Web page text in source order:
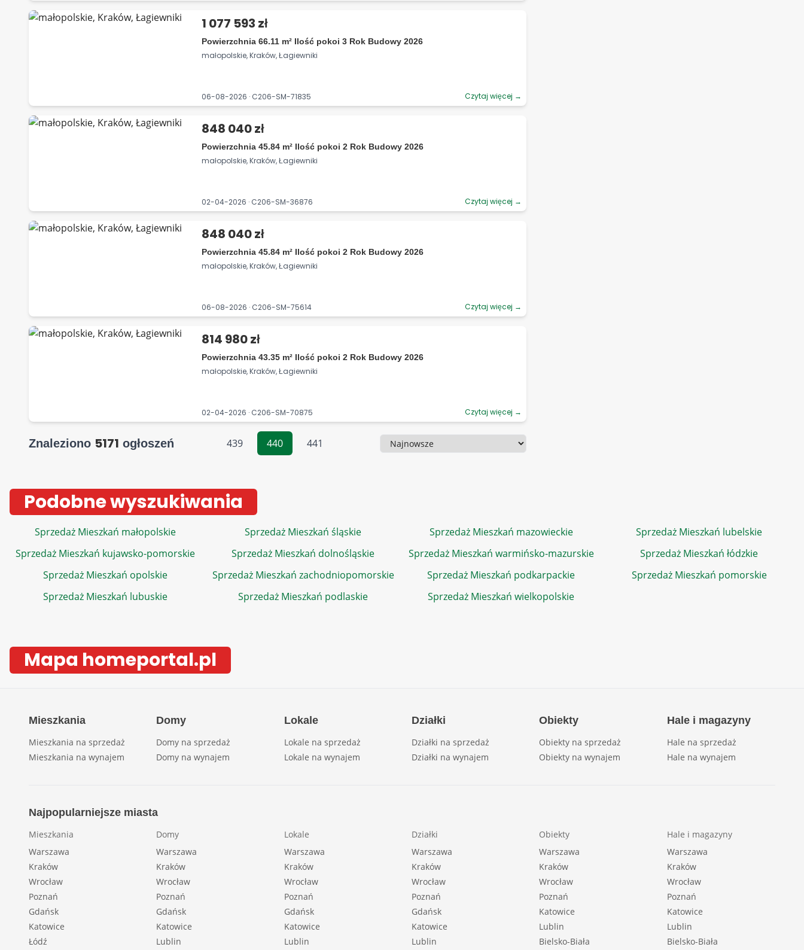
1 077 593 zł
Powierzchnia 66.11 m² Ilość pokoi 3 Rok Budowy 2026
małopolskie, Kraków, Łagiewniki
06-08-2026 · C206-SM-71835 Czytaj więcej →
848 040 zł
Powierzchnia 45.84 m² Ilość pokoi 2 Rok Budowy 2026
małopolskie, Kraków, Łagiewniki
02-04-2026 · C206-SM-36876 Czytaj więcej →
848 040 zł
Powierzchnia 45.84 m² Ilość pokoi 2 Rok Budowy 2026
małopolskie, Kraków, Łagiewniki
06-08-2026 · C206-SM-75614 Czytaj więcej →
814 980 zł
Powierzchnia 43.35 m² Ilość pokoi 2 Rok Budowy 2026
małopolskie, Kraków, Łagiewniki
02-04-2026 · C206-SM-70875 Czytaj więcej →
Znaleziono 5171 ogłoszeń 439 440 441 Sortowanie
Podobne wyszukiwania
Sprzedaż Mieszkań małopolskie Sprzedaż Mieszkań śląskie Sprzedaż Mieszkań mazowieckie
Sprzedaż Mieszkań lubelskie
Sprzedaż Mieszkań kujawsko-pomorskie
Sprzedaż Mieszkań dolnośląskie Sprzedaż Mieszkań warmińsko-mazurskie
Sprzedaż Mieszkań łódzkie
Sprzedaż Mieszkań opolskie
Sprzedaż Mieszkań zachodniopomorskie Sprzedaż Mieszkań podkarpackie
Sprzedaż Mieszkań pomorskie
Sprzedaż Mieszkań lubuskie
Sprzedaż Mieszkań podlaskie Sprzedaż Mieszkań wielkopolskie
Mapa homeportal.pl
Mieszkania
Mieszkania na sprzedaż
Mieszkania na wynajem
Domy
Domy na sprzedaż
Domy na wynajem
Lokale
Lokale na sprzedaż
Lokale na wynajem
Działki
Działki na sprzedaż
Działki na wynajem
Obiekty
Obiekty na sprzedaż
Obiekty na wynajem
Hale i magazyny
Hale na sprzedaż
Hale na wynajem
Najpopularniejsze miasta
Mieszkania
Warszawa
Kraków
Wrocław
Poznań
Gdańsk
Katowice
Łódź
Domy
Warszawa
Kraków
Wrocław
Poznań
Gdańsk
Katowice
Lublin
Lokale
Warszawa
Kraków
Wrocław
Poznań
Gdańsk
Katowice
Lublin
Działki
Warszawa
Kraków
Wrocław
Poznań
Gdańsk
Katowice
Lublin
Obiekty
Warszawa
Kraków
Wrocław
Poznań
Katowice
Lublin
Bielsko-Biała
Hale i magazyny
Warszawa
Kraków
Wrocław
Poznań
Katowice
Lublin
Bielsko-Biała